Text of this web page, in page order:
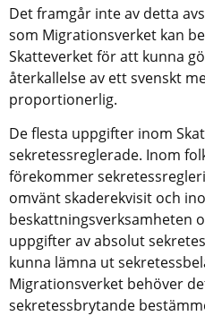
Det framgår inte av detta
som Migrationsverket kan
Skatteverket för att kunna
återkallelse av ett svenskt
proportionerlig.
De flesta uppgifter inom
sekretessreglerade. Inom
förekommer
omvänt skaderekvisit och
beskattningsverksamheten
uppgifter av absolut
kunna lämna ut
Migrationsverket behöver
sekretessbrytande